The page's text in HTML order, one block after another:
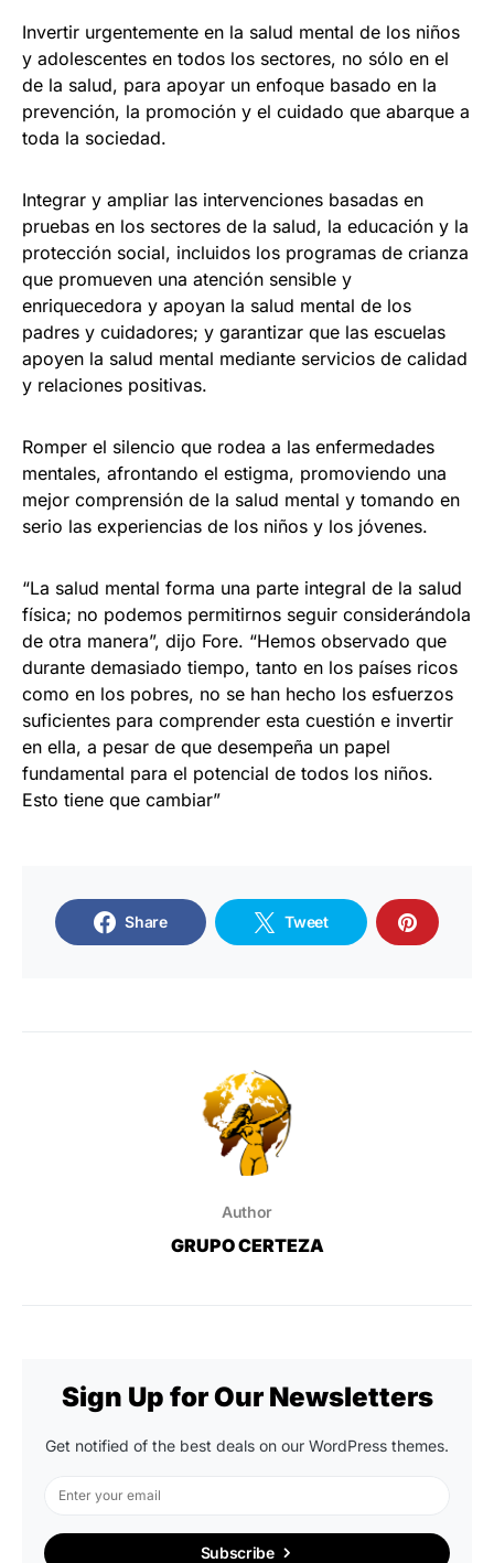
Invertir urgentemente en la salud mental de los niños
y adolescentes en todos los sectores, no sólo en el
de la salud, para apoyar un enfoque basado en la
prevención, la promoción y el cuidado que abarque a
toda la sociedad.
Integrar y ampliar las intervenciones basadas en
pruebas en los sectores de la salud, la educación y la
protección social, incluidos los programas de crianza
que promueven una atención sensible y
enriquecedora y apoyan la salud mental de los
padres y cuidadores; y garantizar que las escuelas
apoyen la salud mental mediante servicios de calidad
y relaciones positivas.
Romper el silencio que rodea a las enfermedades
mentales, afrontando el estigma, promoviendo una
mejor comprensión de la salud mental y tomando en
serio las experiencias de los niños y los jóvenes.
“La salud mental forma una parte integral de la salud
física; no podemos permitirnos seguir considerándola
de otra manera”, dijo Fore. “Hemos observado que
durante demasiado tiempo, tanto en los países ricos
como en los pobres, no se han hecho los esfuerzos
suficientes para comprender esta cuestión e invertir
en ella, a pesar de que desempeña un papel
fundamental para el potencial de todos los niños.
Esto tiene que cambiar”
Share Tweet
Author
GRUPO CERTEZA
Sign Up for Our Newsletters
Get notified of the best deals on our WordPress themes.
Subscribe